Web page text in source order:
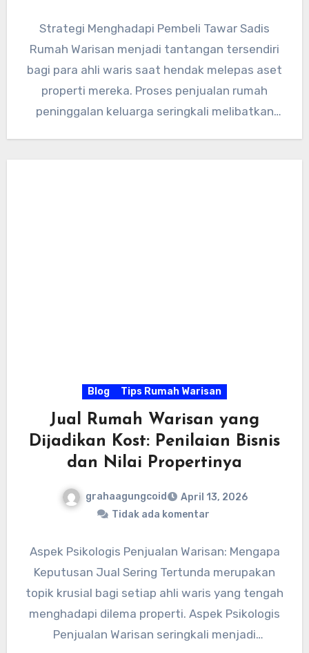
Strategi Menghadapi Pembeli Tawar Sadis
Rumah Warisan menjadi tantangan tersendiri
bagi para ahli waris saat hendak melepas aset
properti mereka. Proses penjualan rumah
peninggalan keluarga seringkali melibatkan
Blog Tips Rumah Warisan
Jual Rumah Warisan yang
Dijadikan Kost: Penilaian Bisnis
dan Nilai Propertinya
grahaagungcoid
April 13, 2026
Tidak ada komentar
Aspek Psikologis Penjualan Warisan: Mengapa
Keputusan Jual Sering Tertunda merupakan
topik krusial bagi setiap ahli waris yang tengah
menghadapi dilema properti. Aspek Psikologis
Penjualan Warisan seringkali menjadi